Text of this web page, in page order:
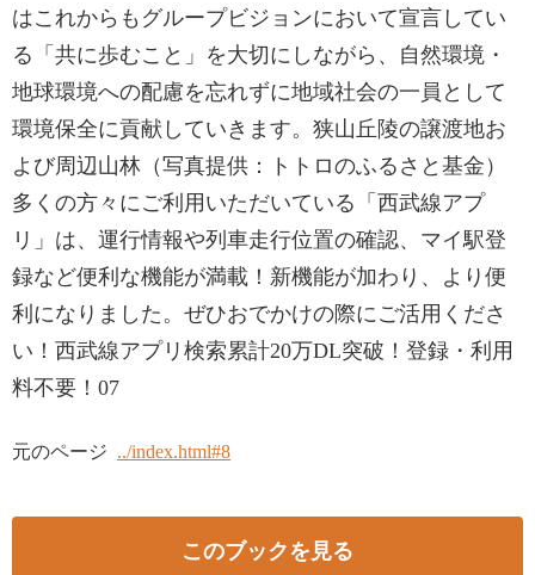
はこれからもグループビジョンにおいて宣言してい
る「共に歩むこと」を大切にしながら、自然環境・
地球環境への配慮を忘れずに地域社会の一員として
環境保全に貢献していきます。狭山丘陵の譲渡地お
よび周辺山林（写真提供：トトロのふるさと基金）
多くの方々にご利用いただいている「西武線アプ
リ」は、運行情報や列車走行位置の確認、マイ駅登
録など便利な機能が満載！新機能が加わり、より便
利になりました。ぜひおでかけの際にご活用くださ
い！西武線アプリ検索累計20万DL突破！登録・利用
料不要！07
元のページ ../index.html#8
このブックを見る